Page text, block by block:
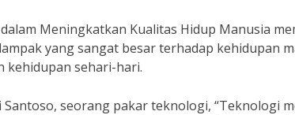
Meningkatkan Kualitas Hidup Manusia
yang sangat besar terhadap kehidupan
kehidupan sehari-hari.
seorang pakar teknologi, “Teknologi